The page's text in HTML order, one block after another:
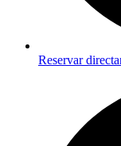
Reservar